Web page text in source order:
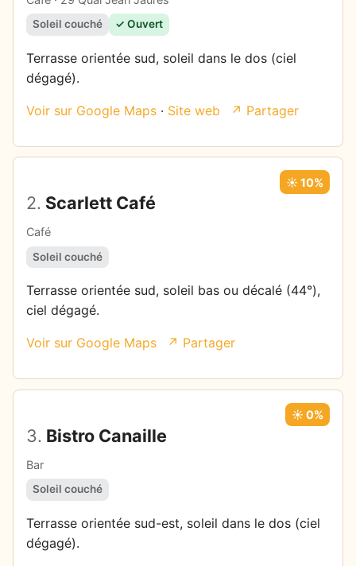
Soleil couché ✓ Ouvert
Terrasse orientée sud, soleil dans le dos (ciel
dégagé).
Voir sur Google Maps · Site web ↗ Partager
2. Scarlett Café
Café
☀️ 10%
Soleil couché
Terrasse orientée sud, soleil bas ou décalé (44°),
ciel dégagé.
Voir sur Google Maps ↗ Partager
3. Bistro Canaille
Bar
☀️ 0%
Soleil couché
Terrasse orientée sud-est, soleil dans le dos (ciel
dégagé).